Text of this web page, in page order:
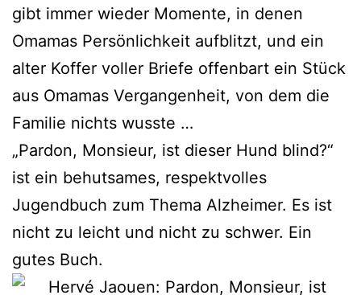
gibt immer wie­der Momente, in denen
Omamas Persönlichkeit auf­blitzt, und ein
alter Koffer vol­ler Briefe offen­bart ein Stück
aus Omamas Vergangenheit, von dem die
Familie nichts wusste …
„Pardon, Monsieur, ist die­ser Hund blind?“
ist ein behut­sa­mes, respekt­vol­les
Jugendbuch zum Thema Alzheimer. Es ist
nicht zu leicht und nicht zu schwer. Ein
gutes Buch.